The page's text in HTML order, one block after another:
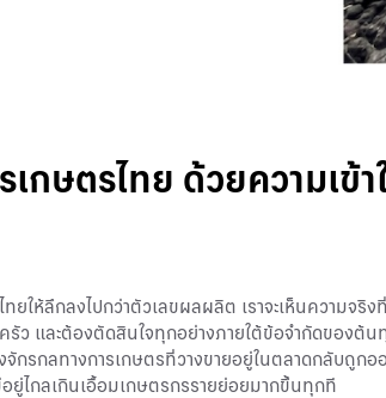
กษตรไทย ด้วยความเข้า
ยให้ลึกลงไปกว่าตัวเลขผลผลิต เราจะเห็นความ
ว และต้องตัดสินใจทุกอย่างภายใต้ข้อจำกัดของต้นทุ
กรกลทางการเกษตรที่วางขายอยู่ในตลาดกลับถูก
ยู่ไกลเกินเอื้อมเกษตรกรรายย่อยมากขึ้นทุกที